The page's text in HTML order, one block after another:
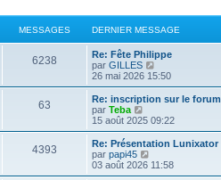
MESSAGES DERNIER MESSAGE
6238
Re: Fête Philippe
par GILLES
o
n
s
l
e
r
l
e
26 mai 2026 15:50
63
Re: inscription sur le forum
par Teba
o
n
s
u
l
15 août 2025 09:22
4393
Re: Présentation Lunixator
par papi45
o
n
03 août 2026 11:58